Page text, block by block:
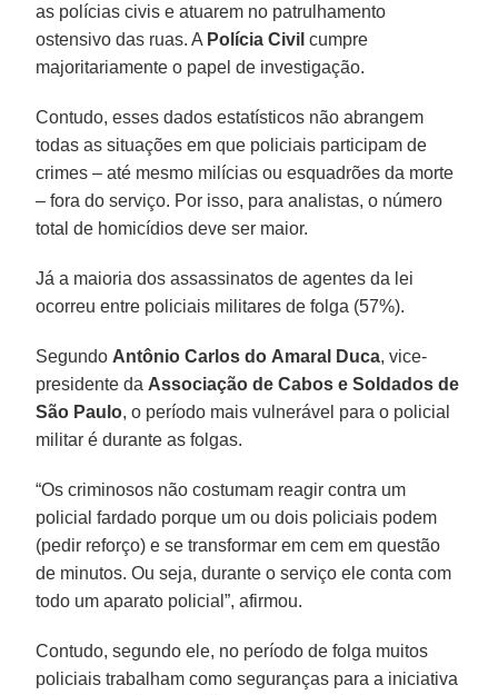
as polícias civis e atuarem no patrulhamento
ostensivo das ruas. A Polícia Civil cumpre
majoritariamente o papel de investigação.
Contudo, esses dados estatísticos não abrangem
todas as situações em que policiais participam de
crimes – até mesmo milícias ou esquadrões da morte
– fora do serviço. Por isso, para analistas, o número
total de homicídios deve ser maior.
Já a maioria dos assassinatos de agentes da lei
ocorreu entre policiais militares de folga (57%).
Segundo Antônio Carlos do Amaral Duca, vice-
presidente da Associação de Cabos e Soldados de
São Paulo, o período mais vulnerável para o policial
militar é durante as folgas.
“Os criminosos não costumam reagir contra um
policial fardado porque um ou dois policiais podem
(pedir reforço) e se transformar em cem em questão
de minutos. Ou seja, durante o serviço ele conta com
todo um aparato policial”, afirmou.
Contudo, segundo ele, no período de folga muitos
policiais trabalham como seguranças para a iniciativa